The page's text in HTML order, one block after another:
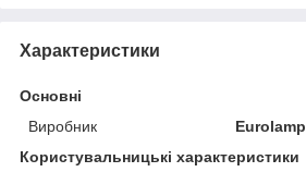
Характеристики
Основні
Виробник
Eurolamp
Користувальницькі характеристики